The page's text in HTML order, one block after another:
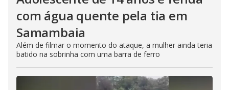
com água quente pela tia em
Samambaia
Além de filmar o momento do ataque, a mulher ainda teria
batido na sobrinha com uma barra de ferro